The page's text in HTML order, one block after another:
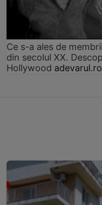
Ce s-a ales de
din secolul XX.
Hollywood adevarul.ro